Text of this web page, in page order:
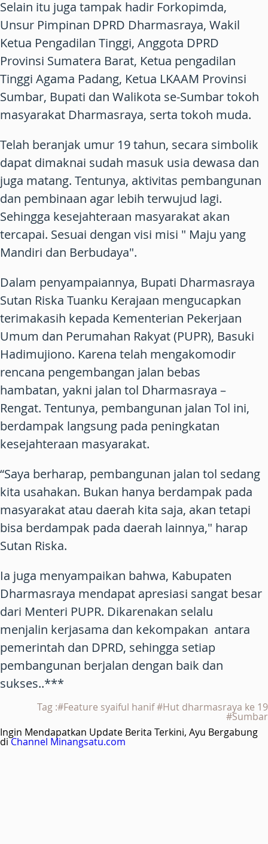
Selain itu juga tampak hadir Forkopimda,
Unsur Pimpinan DPRD Dharmasraya, Wakil
Ketua Pengadilan Tinggi, Anggota DPRD
Provinsi Sumatera Barat, Ketua pengadilan
Tinggi Agama Padang, Ketua LKAAM Provinsi
Sumbar, Bupati dan Walikota se-Sumbar tokoh
masyarakat Dharmasraya, serta tokoh muda.
Telah beranjak umur 19 tahun, secara simbolik
dapat dimaknai sudah masuk usia dewasa dan
juga matang. Tentunya, aktivitas pembangunan
dan pembinaan agar lebih terwujud lagi.
Sehingga kesejahteraan masyarakat akan
tercapai. Sesuai dengan visi misi " Maju yang
Mandiri dan Berbudaya".
Dalam penyampaiannya, Bupati Dharmasraya
Sutan Riska Tuanku Kerajaan mengucapkan
terimakasih kepada Kementerian Pekerjaan
Umum dan Perumahan Rakyat (PUPR), Basuki
Hadimujiono. Karena telah mengakomodir
rencana pengembangan jalan bebas
hambatan, yakni jalan tol Dharmasraya –
Rengat. Tentunya, pembangunan jalan Tol ini,
berdampak langsung pada peningkatan
kesejahteraan masyarakat.
“Saya berharap, pembangunan jalan tol sedang
kita usahakan. Bukan hanya berdampak pada
masyarakat atau daerah kita saja, akan tetapi
bisa berdampak pada daerah lainnya," harap
Sutan Riska.
Ia juga menyampaikan bahwa, Kabupaten
Dharmasraya mendapat apresiasi sangat besar
dari Menteri PUPR. Dikarenakan selalu
menjalin kerjasama dan kekompakan antara
pemerintah dan DPRD, sehingga setiap
pembangunan berjalan dengan baik dan
sukses..***
Tag :#Feature syaiful hanif #Hut dharmasraya ke 19
#Sumbar
Ingin Mendapatkan Update Berita Terkini, Ayu Bergabung
diChannel Minangsatu.com